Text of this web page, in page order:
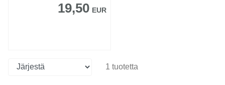
19,50 EUR
1 tuotetta